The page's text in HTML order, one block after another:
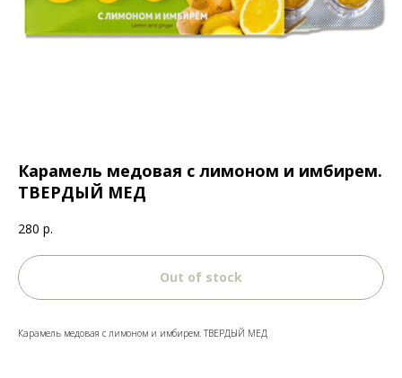
Карамель медовая с лимоном и имбирем.
ТВЕРДЫЙ МЕД
280 р.
Out of stock
Карамель медовая с лимоном и имбирем. ТВЕРДЫЙ МЕД